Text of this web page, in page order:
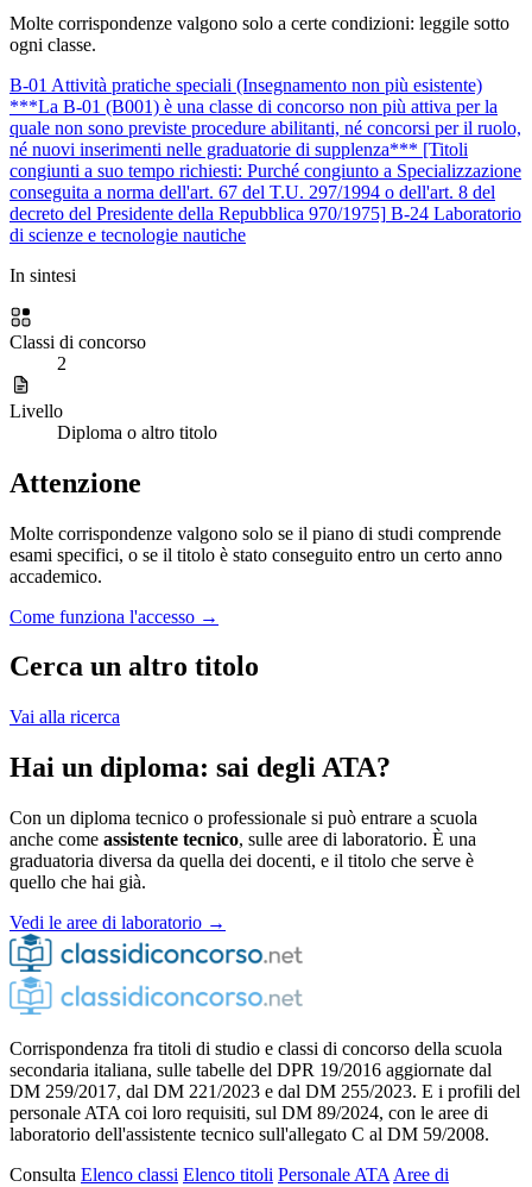
Molte corrispondenze valgono solo a certe condizioni: leggile sotto
ogni classe.
B-01 Attività pratiche speciali (Insegnamento non più esistente)
***La B-01 (B001) è una classe di concorso non più attiva per la
quale non sono previste procedure abilitanti, né concorsi per il ruolo,
né nuovi inserimenti nelle graduatorie di supplenza*** [Titoli
congiunti a suo tempo richiesti: Purché congiunto a Specializzazione
conseguita a norma dell'art. 67 del T.U. 297/1994 o dell'art. 8 del
decreto del Presidente della Repubblica 970/1975] B-24 Laboratorio
di scienze e tecnologie nautiche
In sintesi
Classi di concorso
2
Livello
Diploma o altro titolo
Attenzione
Molte corrispondenze valgono solo se il piano di studi comprende
esami specifici, o se il titolo è stato conseguito entro un certo anno
accademico.
Come funziona l'accesso →
Cerca un altro titolo
Vai alla ricerca
Hai un diploma: sai degli ATA?
Con un diploma tecnico o professionale si può entrare a scuola
anche come assistente tecnico, sulle aree di laboratorio. È una
graduatoria diversa da quella dei docenti, e il titolo che serve è
quello che hai già.
Vedi le aree di laboratorio →
Corrispondenza fra titoli di studio e classi di concorso della scuola
secondaria italiana, sulle tabelle del DPR 19/2016 aggiornate dal
DM 259/2017, dal DM 221/2023 e dal DM 255/2023. E i profili del
personale ATA coi loro requisiti, sul DM 89/2024, con le aree di
laboratorio dell'assistente tecnico sull'allegato C al DM 59/2008.
Consulta Elenco classi Elenco titoli Personale ATA Aree di